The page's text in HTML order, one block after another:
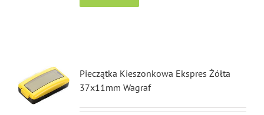
Pieczątka Kieszonkowa Ekspres Żółta
37x11mm Wagraf